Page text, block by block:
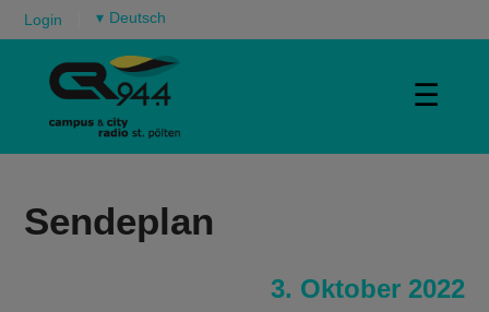
Login ▾
☰
Sendeplan
3. Oktober 2022